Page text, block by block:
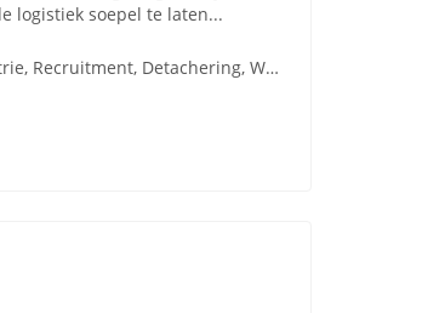
logistiek soepel te laten...
Procesindustrie, Recruitment, Detachering, Werving en Selectie